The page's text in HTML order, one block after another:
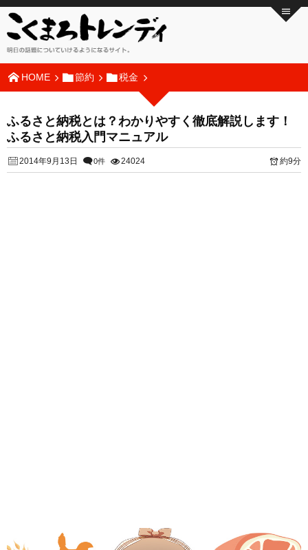
HOME 節約 税金
ふるさと納税とは？わかりやすく徹底解説します！
ふるさと納税入門マニュアル
2014年9月13日 0件 24024 約9分